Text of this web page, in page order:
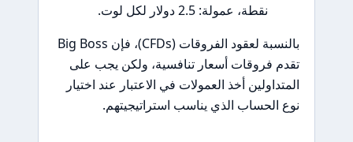
نقطة، عمولة: 2.5 دولار لكل لوت.
بالنسبة لعقود الفروقات (CFDs)، فإن Big Boss
تقدم فروقات أسعار تنافسية، ولكن يجب على
المتداولين أخذ العمولات في الاعتبار عند اختيار
نوع الحساب الذي يناسب استراتيجيتهم.